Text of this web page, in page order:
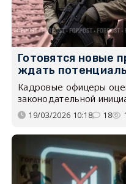
Готовятся новые
ждать
Кадровые офицеры
законодательной
19/03/2026 10:18 18